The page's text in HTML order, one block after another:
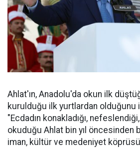
Ahlat'ın, Anadolu'da okun ilk
kurulduğu ilk yurtlardan olduğunu
"Ecdadın konakladığı,
okuduğu Ahlat bin yıl öncesinden
iman, kültür ve medeniyet